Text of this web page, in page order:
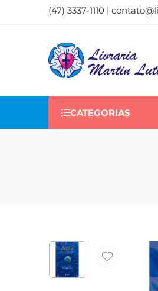
(47) 3337-1110 |
CATEGORIAS